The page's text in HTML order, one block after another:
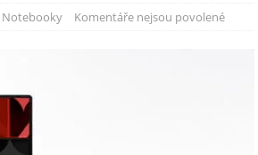
by měli vědět milovníci technologií
Notebooky Komentáře nejsou povolené